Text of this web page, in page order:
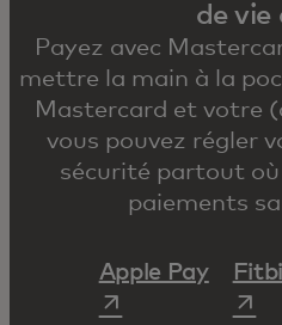
de
Payez avec
mettre la main à la
Mastercard et votre
vous pouvez régler
sécurité partout où
paiements
Apple Pay‎